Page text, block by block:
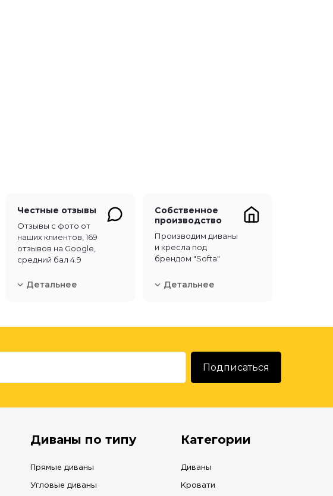
Честные отзывы
Отзывы с фото от
наших клиентов, 169
отзывов на Google,
средний бал 4.9
Детальнее
Собственное
производство
Производим диваны
и кресла под
брендом "Softa"
Детальнее
Диваны по типу
Прямые диваны
Угловые диваны
Категории
Диваны
Кровати